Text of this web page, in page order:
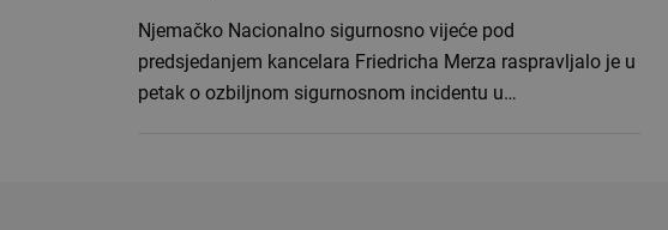
Njemačko Nacionalno sigurnosno vijeće pod
predsjedanjem kancelara Friedricha Merza raspravljalo je u
petak o ozbiljnom sigurnosnom incidentu u…